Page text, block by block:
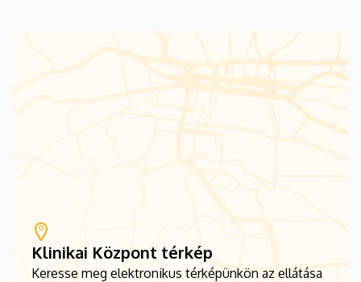
Klinikai Központ térkép
Keresse meg elektronikus térképünkön az ellátása